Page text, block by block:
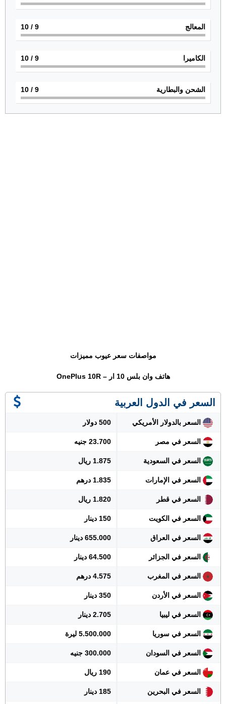
المعالج 9
/ 10
الكاميرا 9
/ 10
الشحن والبطارية 9
/ 10
مواصفات سعر عيوب مميزات
هاتف وان بلس 10 ار – OnePlus 10R
السعر في الدول العربية
السعر بالدولار الأمريكي 500 دولار
السعر في مصر 23.700 جنيه
السعر في السعودية 1.875 ريال
السعر في الإمارات 1.835 درهم
السعر في قطر 1.820 ريال
السعر في الكويت 150 دينار
السعر في العراق 655.000 دينار
السعر في الجزائر 64.500 دينار
السعر في المغرب 4.575 درهم
السعر في الأردن 350 دينار
السعر في ليبيا 2.705 دينار
السعر في سوريا 5.500.000 ليرة
السعر في السودان 300.000 جنيه
السعر في عمان 190 ريال
السعر في البحرين 185 دينار